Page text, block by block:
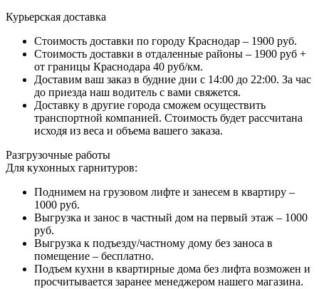
Курьерская доставка
Стоимость доставки по городу Краснодар – 1900 руб.
Стоимость доставки в отдаленные районы – 1900 руб +
от границы Краснодара 40 руб/км.
Доставим ваш заказ в будние дни с 14:00 до 22:00. За час
до приезда наш водитель с вами свяжется.
Доставку в другие города сможем осуществить
транспортной компанией. Стоимость будет рассчитана
исходя из веса и объема вашего заказа.
Разгрузочные работы
Для кухонных гарнитуров:
Поднимем на грузовом лифте и занесем в квартиру –
1000 руб.
Выгрузка и занос в частный дом на первый этаж – 1000
руб.
Выгрузка к подъезду/частному дому без заноса в
помещение – бесплатно.
Подъем кухни в квартирные дома без лифта возможен и
просчитывается заранее менеджером нашего магазина.